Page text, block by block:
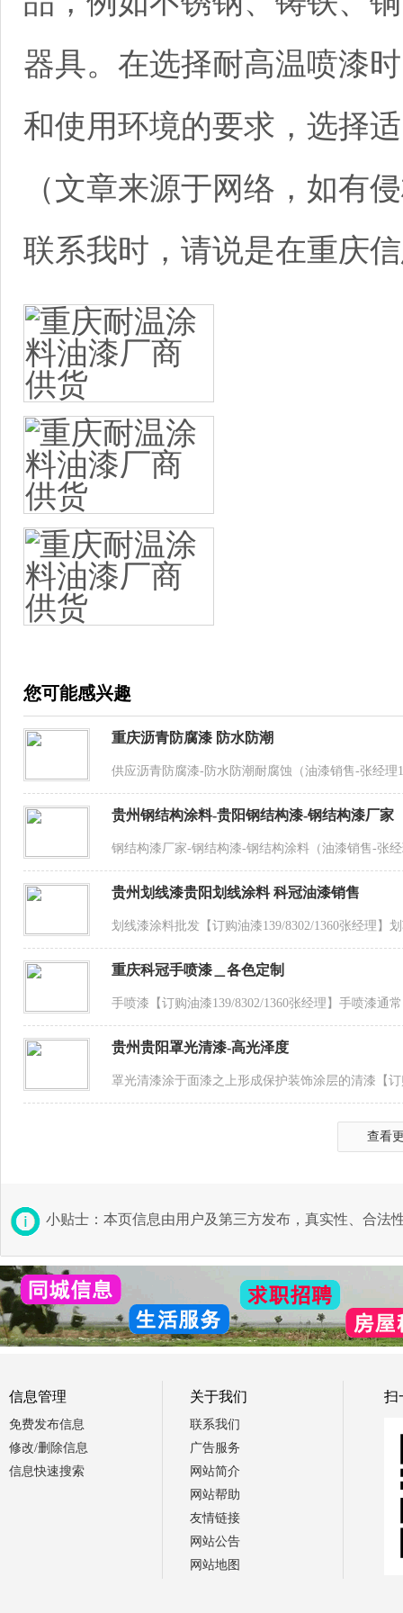
器具。在选择耐高温喷漆
和使用环境的要求，选择
（文章来源于网络，如有
联系我时，请说是在重庆
您可能感兴趣
重庆沥青防腐漆 防水防潮
供应沥青防腐漆-防水防潮耐腐蚀（油漆销售-张经
贵州钢结构涂料-贵阳钢结构漆-钢结构漆厂家
钢结构漆厂家-钢结构漆-钢结构涂料（油漆销售-张
贵州划线漆贵阳划线涂料 科冠油漆销售
划线漆涂料批发【订购油漆139/8302/1360张经理】
重庆科冠手喷漆＿各色定制
手喷漆【订购油漆139/8302/1360张经理】手喷漆通
贵州贵阳罩光清漆-高光泽度
罩光清漆涂于面漆之上形成保护装饰涂层的清漆【
查看
小贴士：本页信息由用户及第三方发布，真实性、合法
信息管理
免费发布信息
修改/删除信息
信息快速搜索
关于我们
联系我们
广告服务
网站简介
网站帮助
友情链接
网站公告
网站地图
扫